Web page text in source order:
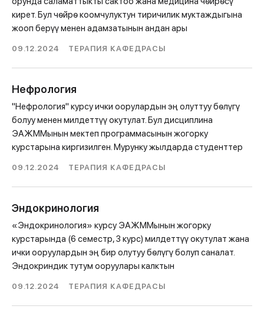
кирет. Бул чѳйрѳ коомчулуктун тиричилик муктаждыгына
жооп берүү менен адамзатынын андан ары
09.12.2024 ТЕРАПИЯ КАФЕДРАСЫ
Нефрология
"Нефрология" курсу ички оорулардын эң олуттуу бѳлүгү
болуу менен милдеттүү окутулат. Бул дисциплина
ЭАЖММынын мектеп программасынын жогорку
курстарына киргизилген. Мурунку жылдарда студенттер
09.12.2024 ТЕРАПИЯ КАФЕДРАСЫ
Эндокринология
«Эндокринология» курсу ЭАЖММынын жогорку
курстарында (6 семестр, 3 курс) милдеттүү окутулат жана
ички ооруулардын эң бир олутуу бѳлүгү болуп саналат.
Эндокриндик тутум ооруулары калктын
09.12.2024 ТЕРАПИЯ КАФЕДРАСЫ